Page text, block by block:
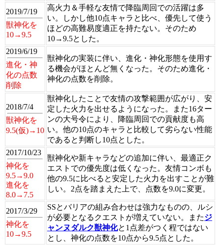
2019/7/19
獣神化を
10→9.5
高火力＆手軽な友情で降臨周回での活躍は多
い。しかし他10点キャラと比べ、優先して使う
ほどの高難易度適正を持たない。そのため
10→9.5とした。
2019/6/19
進化・神
化の点数
削除
獣神化の実装に伴い、進化・神化形態を使用す
る機会がほとんど無くなった。そのため進化・
神化の点数を削除。
2018/7/4
獣神化を
9.5(仮)→10
獣神化したことで友情の攻撃範囲が広がり、安
定した火力を出せるようになった。また16ター
ンの大号令により、降臨周回での貢献度も高
い。他の10点のキャラと比較して劣らない性能
であると判断し10点とした。
2017/10/23
神化を
9.5→9.0
進化を
8.0→7.5
獣神化や新キャラなどの追加に伴い、最適正ク
エストでの優先度は低くなった。友情コンボも
他の9.5に比べると安定した火力を出すことが難
しい。2点を踏まえた上で、点数を9.0に変更。
2017/3/29
神化を
10→9.5
SSとバリアの組み合わせは強力なものの、ルシ
が必要となるクエストが増えていない。またジ
ャンヌダルク獣神化と1点差がつく程ではない
とし、神化の点数を10点から9.5点とした。